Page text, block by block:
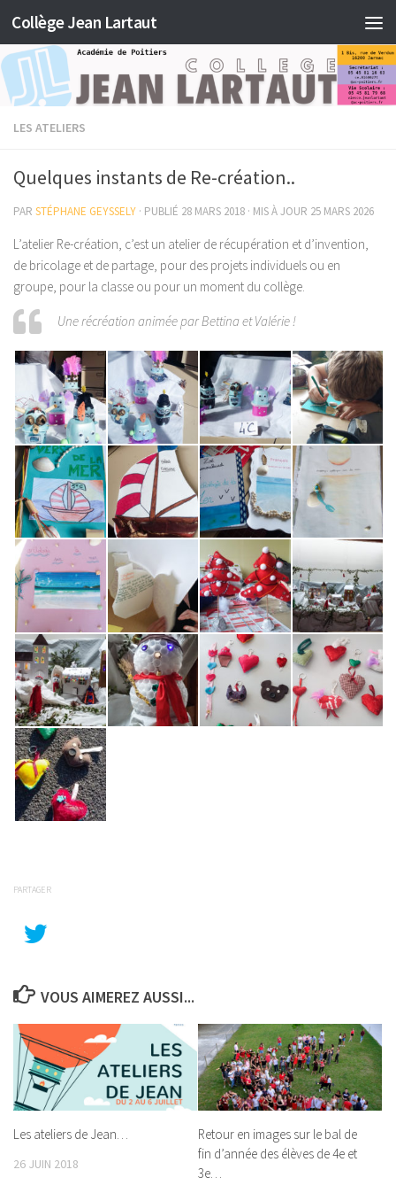
Skip to content
Collège Jean Lartaut
LES ATELIERS
Quelques instants de Re-création..
PAR STÉPHANE GEYSSELY · PUBLIÉ 28 MARS 2018 · MIS À JOUR 25 MARS 2026
L’atelier Re-création, c’est un atelier de récupération et d’invention,
de bricolage et de partage, pour des projets individuels ou en
groupe, pour la classe ou pour un moment du collège.
Une récréation animée par Bettina et Valérie !
PARTAGER
VOUS AIMEREZ AUSSI...
Les ateliers de Jean…
26 JUIN 2018
Retour en images sur le bal de
fin d’année des élèves de 4e et
3e…